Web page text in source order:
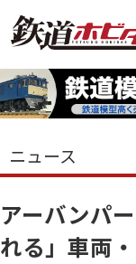
ニュース
アーバンパ
れる」車両